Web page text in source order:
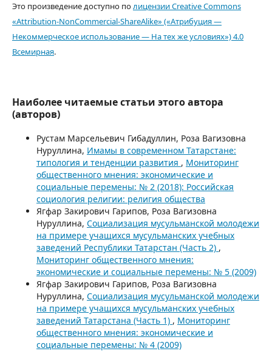
Это произведение доступно полицензии Creative Commons
«Attribution-NonCommercial-ShareAlike» («Атрибуция —
Некоммерческое использование — На тех же условиях») 4.0
Всемирная.
Наиболее читаемые статьи этого автора
(авторов)
Рустам Марсельевич Гибадуллин, Роза Вагизовна
Нуруллина, Имамы в современном Татарстане:
типология и тенденции развития , Мониторинг
общественного мнения: экономические и
социальные перемены: № 2 (2018): Российская
социология религии: религия общества
Ягфар Закирович Гарипов, Роза Вагизовна
Нуруллина, Социализация мусульманской молодежи
на примере учащихся мусульманских учебных
заведений Республики Татарстан (Часть 2) ,
Мониторинг общественного мнения:
экономические и социальные перемены: № 5 (2009)
Ягфар Закирович Гарипов, Роза Вагизовна
Нуруллина, Социализация мусульманской молодежи
на примере учащихся мусульманских учебных
заведений Татарстана (Часть 1) , Мониторинг
общественного мнения: экономические и
социальные перемены: № 4 (2009)